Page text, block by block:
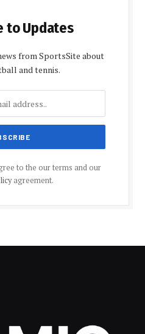
to Updates
from SportsSite about
and tennis.
to the our terms and our
agreement.